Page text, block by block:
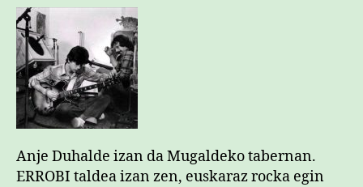
Anje Duhalde izan da Mugaldeko tabernan.
ERROBI taldea izan zen, euskaraz rocka egin